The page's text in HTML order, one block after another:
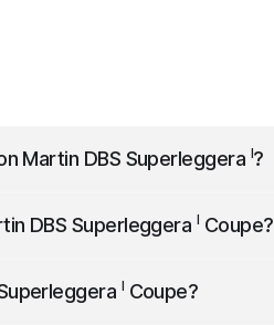
Martin DBS Superleggera I?
DBS Superleggera I Coupe?
I Coupe?